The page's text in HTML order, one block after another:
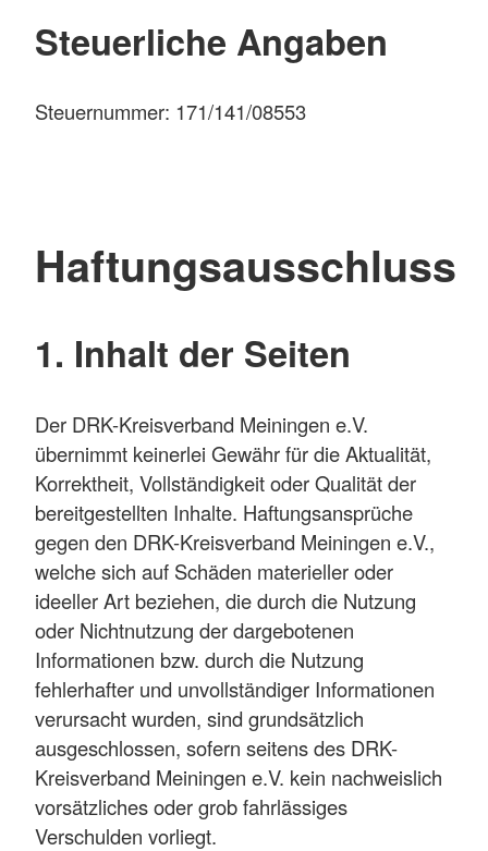
Steuerliche Angaben
Steuernummer: 171/141/08553
Haftungsausschluss
1. Inhalt der Seiten
Der DRK-Kreisverband Meiningen e.V.
übernimmt keinerlei Gewähr für die Aktualität,
Korrektheit, Vollständigkeit oder Qualität der
bereitgestellten Inhalte. Haftungsansprüche
gegen den DRK-Kreisverband Meiningen e.V.,
welche sich auf Schäden materieller oder
ideeller Art beziehen, die durch die Nutzung
oder Nichtnutzung der dargebotenen
Informationen bzw. durch die Nutzung
fehlerhafter und unvollständiger Informationen
verursacht wurden, sind grundsätzlich
ausgeschlossen, sofern seitens des DRK-
Kreisverband Meiningen e.V. kein nachweislich
vorsätzliches oder grob fahrlässiges
Verschulden vorliegt.